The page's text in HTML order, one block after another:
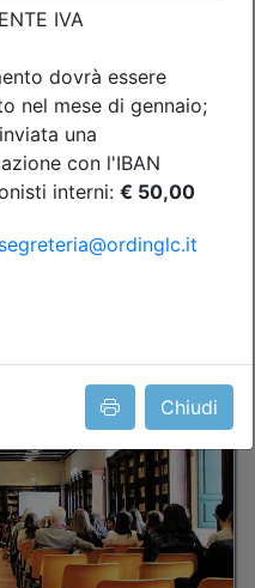
Chiudi
10/09/2026
Note
organizzatore